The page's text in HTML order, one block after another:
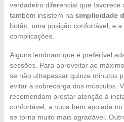
verdadeiro diferencial que favorece
também insistem na simplicidade
botão, uma posição confortável, e
complicações.
Alguns lembram que é preferível
sessões. Para aproveitar ao
se não ultrapassar quinze minutos
evitar a sobrecarga dos músculos.
recomendam prestar atenção à
confortável, a nuca bem apoiada
se torna muito mais agradável.